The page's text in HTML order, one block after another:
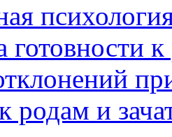
готовности
родам и